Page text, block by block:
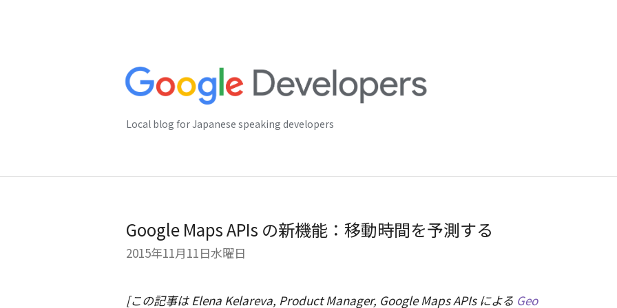
Local blog for Japanese speaking developers
Google Maps APIs の新機能：移動時間を予測する
2015年11月11日水曜日
[この記事は Elena Kelareva, Product Manager, Google Maps APIs による Geo